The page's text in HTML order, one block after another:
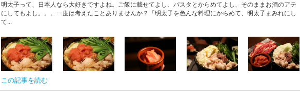
明太子って、日本人なら大好きですよね。ご飯に載せてよし、パスタとからめてよし、そのままお酒のアテ
にしてもよし。。。一度は考えたことありませんか？「明太子を色んな料理にからめて、明太子まみれにし
て...
この記事を読む